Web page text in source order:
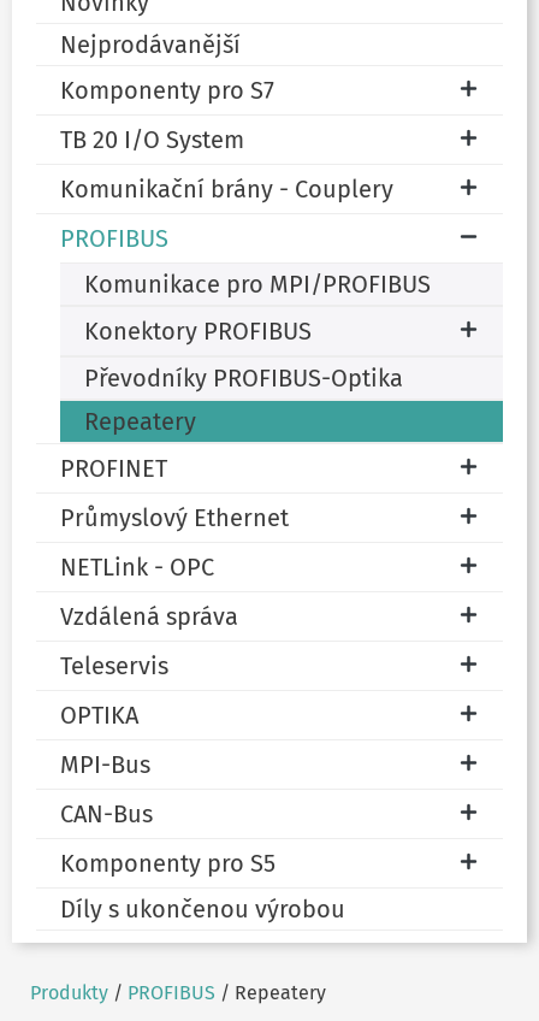
Nejprodávanější
Komponenty pro S7
TB 20 I/O System
Komunikační brány - Couplery
PROFIBUS
Komunikace pro MPI/PROFIBUS
Konektory PROFIBUS
Převodníky PROFIBUS-Optika
Repeatery
PROFINET
Průmyslový Ethernet
NETLink - OPC
Vzdálená správa
Teleservis
OPTIKA
MPI-Bus
CAN-Bus
Komponenty pro S5
Díly s ukončenou výrobou
Produkty / PROFIBUS / Repeatery